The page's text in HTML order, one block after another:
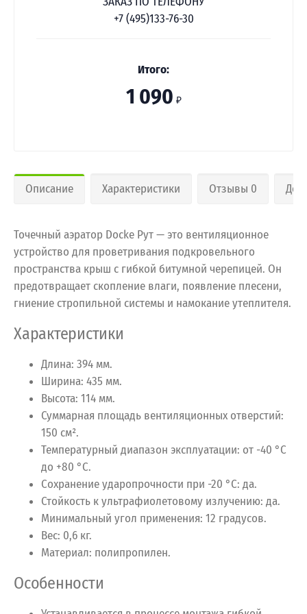
+7 (495)133-76-30
Итого:
1 090 ₽
Описание Характеристики Отзывы 0
Точечный аэратор Docke Рут — это вентиляционное
устройство для проветривания подкровельного
пространства крыш с гибкой битумной черепицей. Он
предотвращает скопление влаги, появление плесени,
гниение стропильной системы и намокание утеплителя.
Характеристики
Длина: 394 мм.
Ширина: 435 мм.
Высота: 114 мм.
Суммарная площадь вентиляционных отверстий:
150 см².
Температурный диапазон эксплуатации: от -40 °C
до +80 °C.
Сохранение ударопрочности при -20 °C: да.
Стойкость к ультрафиолетовому излучению: да.
Минимальный угол применения: 12 градусов.
Вес: 0,6 кг.
Материал: полипропилен.
Особенности